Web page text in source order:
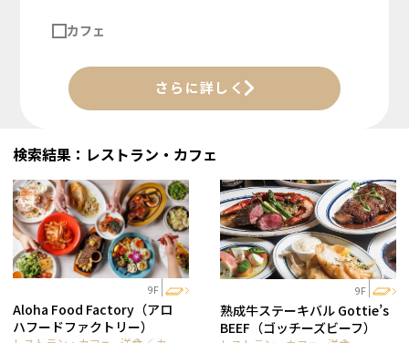
カフェ
さらに詳しく
検索結果：レストラン・カフェ
9F
Aloha Food Factory（アロ
ハフードファクトリー）
9F
熟成牛ステーキバル Gottie’s
BEEF（ゴッチーズビーフ）